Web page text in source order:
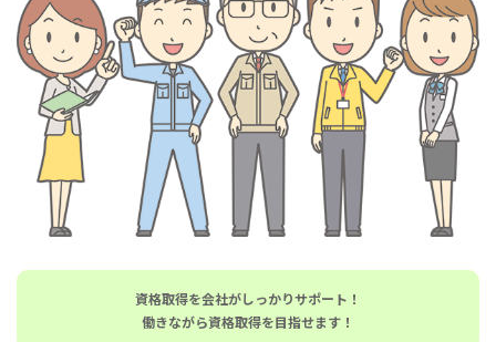
資格取得を会社がしっかりサポート！
働きながら資格取得を目指せます！